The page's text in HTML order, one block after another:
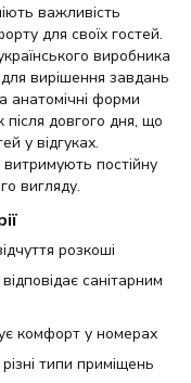
важливість
для своїх гостей.
виробника
вирішення завдань
анатомічні форми
довгого дня, що
у відгуках.
витримують постійну
вигляду.
розкоші
санітарним
комфорт у номерах
типи приміщень